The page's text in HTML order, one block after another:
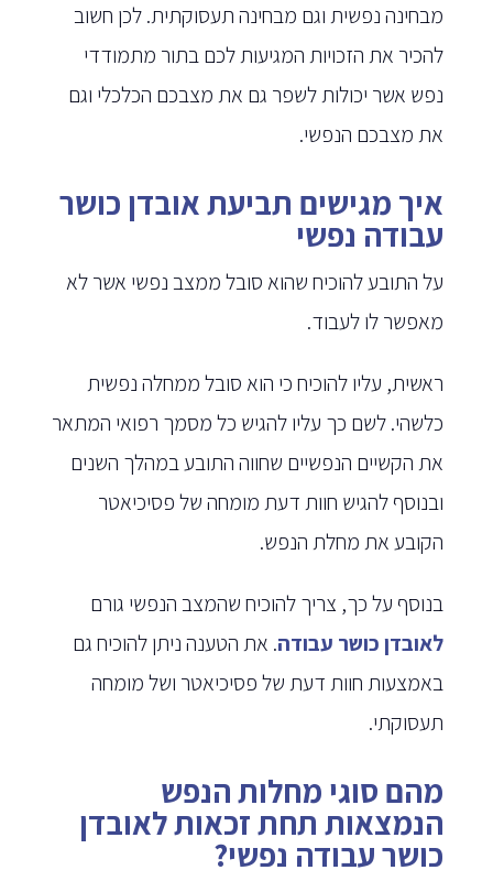
מבחינה נפשית וגם מבחינה תעסוקתית. לכן חשוב
להכיר את הזכויות המגיעות לכם בתור מתמודדי
נפש אשר יכולות לשפר גם את מצבכם הכלכלי וגם
את מצבכם הנפשי.
איך מגישים תביעת אובדן כושר
עבודה נפשי
על התובע להוכיח שהוא סובל ממצב נפשי אשר לא
מאפשר לו לעבוד.
ראשית, עליו להוכיח כי הוא סובל ממחלה נפשית
כלשהי. לשם כך עליו להגיש כל מסמך רפואי המתאר
את הקשיים הנפשיים שחווה התובע במהלך השנים
ובנוסף להגיש חוות דעת מומחה של פסיכיאטר
הקובע את מחלת הנפש.
בנוסף על כך, צריך להוכיח שהמצב הנפשי גורם
לאובדן כושר עבודה. את הטענה ניתן להוכיח גם
באמצעות חוות דעת של פסיכיאטר ושל מומחה
תעסוקתי.
מהם סוגי מחלות הנפש
הנמצאות תחת זכאות לאובדן
כושר עבודה נפשי?